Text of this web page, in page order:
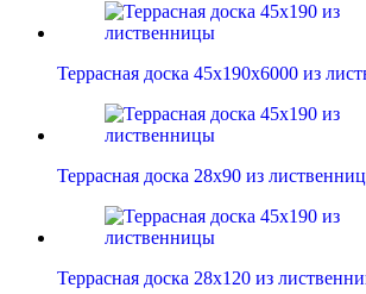
Террасная доска 45х190х6000 из
Террасная доска 28х90 из
Террасная доска 28х120 из